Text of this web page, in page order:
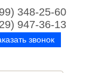
348-25-60
947-36-13
звонок